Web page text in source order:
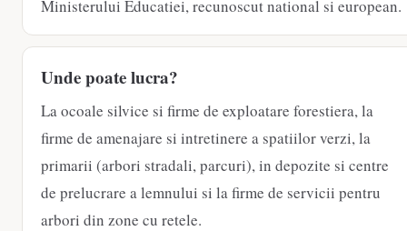
Ministerului Educatiei, recunoscut national si european.
Unde poate lucra?
La ocoale silvice si firme de exploatare forestiera, la
firme de amenajare si intretinere a spatiilor verzi, la
primarii (arbori stradali, parcuri), in depozite si centre
de prelucrare a lemnului si la firme de servicii pentru
arbori din zone cu retele.